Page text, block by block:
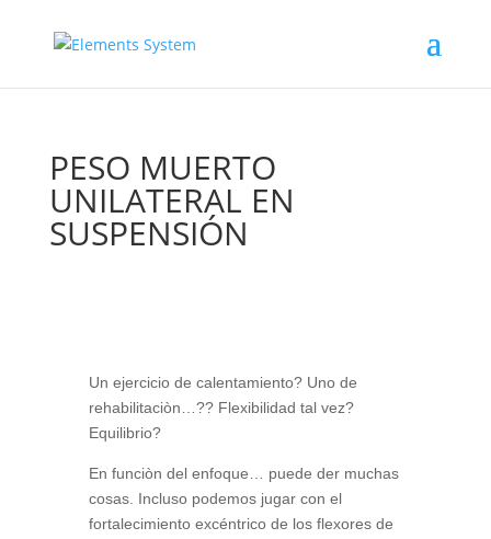
PESO MUERTO
UNILATERAL EN
SUSPENSIÓN
Un ejercicio de calentamiento? Uno de
rehabilitaciòn…?? Flexibilidad tal vez?
Equilibrio?
En funciòn del enfoque… puede der muchas
cosas. Incluso podemos jugar con el
fortalecimiento excéntrico de los flexores de